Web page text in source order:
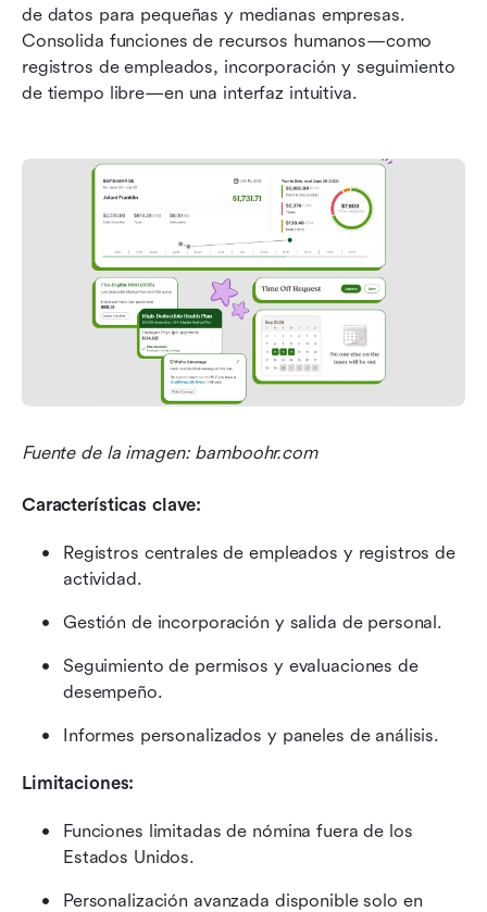
de datos para pequeñas y medianas empresas.
Consolida funciones de recursos humanos—como
registros de empleados, incorporación y seguimiento
de tiempo libre—en una interfaz intuitiva.
Fuente de la imagen: bamboohr.com
Características clave:
Registros centrales de empleados y registros de
actividad.
Gestión de incorporación y salida de personal.
Seguimiento de permisos y evaluaciones de
desempeño.
Informes personalizados y paneles de análisis.
Limitaciones:
Funciones limitadas de nómina fuera de los
Estados Unidos.
Personalización avanzada disponible solo en